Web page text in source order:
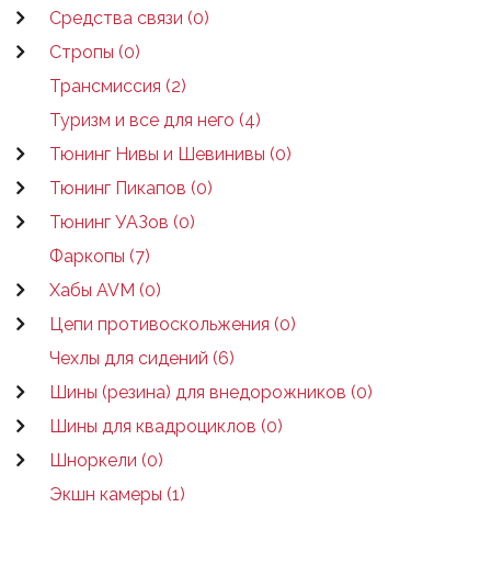
Средства связи (0)
Стропы (0)
Трансмиссия (2)
Туризм и все для него (4)
Тюнинг Нивы и Шевинивы (0)
Тюнинг Пикапов (0)
Тюнинг УАЗов (0)
Фаркопы (7)
Хабы AVM (0)
Цепи противоскольжения (0)
Чехлы для сидений (6)
Шины (резина) для внедорожников (0)
Шины для квадроциклов (0)
Шноркели (0)
Экшн камеры (1)